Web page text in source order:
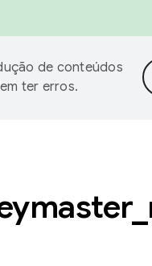
de conteúdos
ter erros.
_